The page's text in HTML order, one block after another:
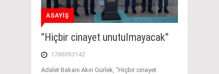
ASAYİŞ
"Hiçbir cinayet unutulmayacak"
1786093142
Adalet Bakanı Akın Gürlek, "Hiçbir cinayet